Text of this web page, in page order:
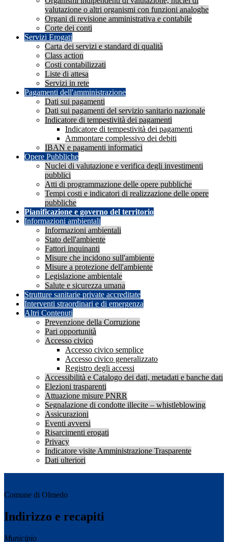
valutazione o altri organismi con funzioni analoghe
Organi di revisione amministrativa e contabile
Corte dei conti
Servizi Erogati
Carta dei servizi e standard di qualità
Class action
Costi contabilizzati
Liste di attesa
Servizi in rete
Pagamenti dell'amministrazione
Dati sui pagamenti
Dati sui pagamenti del servizio sanitario nazionale
Indicatore di tempestività dei pagamenti
Indicatore di tempestività dei pagamenti
Ammontare complessivo dei debiti
IBAN e pagamenti informatici
Opere Pubbliche
Nuclei di valutazione e verifica degli investimenti
pubblici
Atti di programmazione delle opere pubbliche
Tempi costi e indicatori di realizzazione delle opere
pubbliche
Pianificazione e governo del territorio
Informazioni ambientali
Informazioni ambientali
Stato dell'ambiente
Fattori inquinanti
Misure che incidono sull'ambiente
Misure a protezione dell'ambiente
Legislazione ambientale
Salute e sicurezza umana
Strutture sanitarie private accreditate
Interventi straordinari e di emergenza
Altri Contenuti
Prevenzione della Corruzione
Pari opportunità
Accesso civico
Accesso civico semplice
Accesso civico generalizzato
Registro degli accessi
Accessibilità e Catalogo dei dati, metadati e banche dati
Elezioni trasparenti
Attuazione misure PNRR
Segnalazione di condotte illecite – whistleblowing
Assicurazioni
Eventi avversi
Risarcimenti erogati
Privacy
Indicatore visite Amministrazione Trasparente
Dati ulteriori
Comune di Olmedo
Indirizzo e recapiti
Municipio